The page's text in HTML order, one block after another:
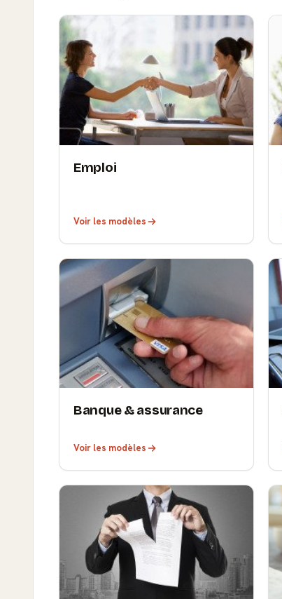
Emploi
Voir les modèles
Banque & assurance
Voir les modèles